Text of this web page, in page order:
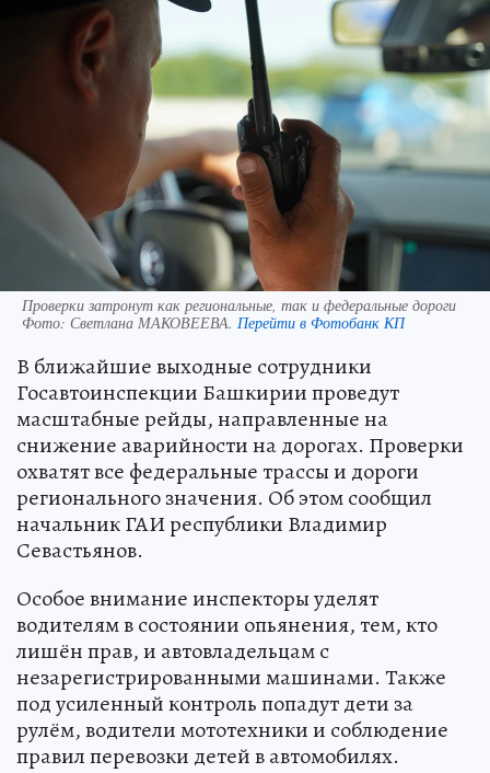
Проверки затронут как региональные, так и федеральные дороги
Фото: Светлана МАКОВЕЕВА. Перейти в Фотобанк КП
В ближайшие выходные сотрудники
Госавтоинспекции Башкирии проведут
масштабные рейды, направленные на
снижение аварийности на дорогах. Проверки
охватят все федеральные трассы и дороги
регионального значения. Об этом сообщил
начальник ГАИ республики Владимир
Севастьянов.
Особое внимание инспекторы уделят
водителям в состоянии опьянения, тем, кто
лишён прав, и автовладельцам с
незарегистрированными машинами. Также
под усиленный контроль попадут дети за
рулём, водители мототехники и соблюдение
правил перевозки детей в автомобилях.